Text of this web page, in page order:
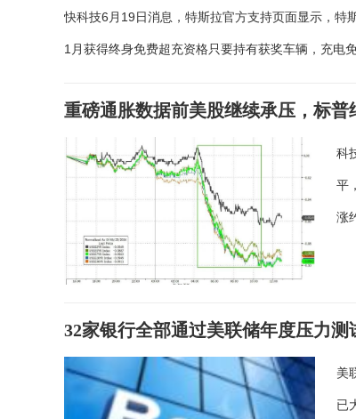
快科技6月19日消息，特斯拉官方支持页面显示，
1月获得终身免费超充资格只要持有获奖车辆，充电
重磅通胀数据前美股继续承压，标普
科
平
涨
32家银行全部通过美联储年度压力
美
已